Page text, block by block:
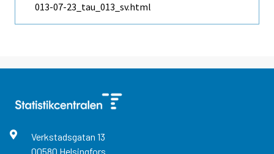
013-07-23_tau_013_sv.html
Verkstadsgatan 13
00580 Helsingfors